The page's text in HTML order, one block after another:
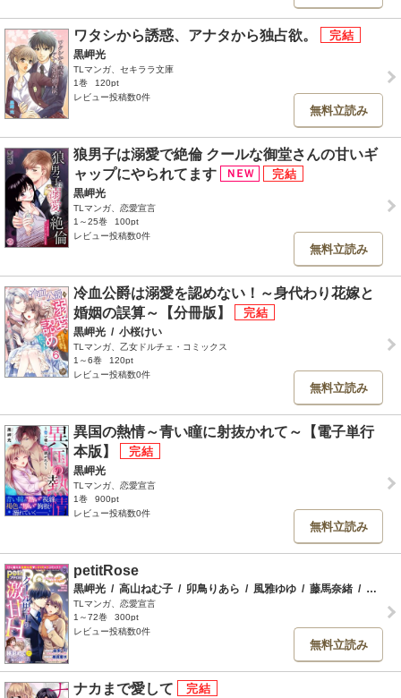
ワタシから誘惑、アナタから独占欲。
黒岬光
TLマンガ、セキララ文庫
1巻
120pt
レビュー投稿数0件
無料立読み
狼男子は溺愛で絶倫 クールな御堂さんの甘いギ
ャップにやられてます
黒岬光
TLマンガ、恋愛宣言
1～25巻
100pt
レビュー投稿数0件
無料立読み
冷血公爵は溺愛を認めない！～身代わり花嫁と
婚姻の誤算～【分冊版】
黒岬光 / 小桜けい
TLマンガ、乙女ドルチェ・コミックス
1～6巻
120pt
レビュー投稿数0件
無料立読み
異国の熱情～青い瞳に射抜かれて～【電子単行
本版】
黒岬光
TLマンガ、恋愛宣言
1巻
900pt
レビュー投稿数0件
無料立読み
petitRose
黒岬光 / 高山ねむ子 / 卯鳥りあら / 風雅ゆゆ / 藤馬奈緒 /
TLマンガ、恋愛宣言
1～72巻
300pt
レビュー投稿数0件
無料立読み
ナカまで愛して